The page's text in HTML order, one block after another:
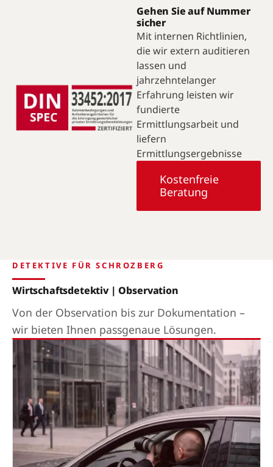
Gehen Sie auf Nummer
sicher
Mit internen Richtlinien,
die wir extern auditieren
lassen und
jahrzehntelanger
Erfahrung leisten wir
fundierte
Ermittlungsarbeit und
liefern
Ermittlungsergebnisse
Kostenfreie
Beratung
DETEKTIVE FÜR SCHROZBERG
Wirtschaftsdetektiv | Observation
Von der Observation bis zur Dokumentation –
wir bieten Ihnen passgenaue Lösungen.